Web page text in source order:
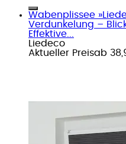
Wabenplissee
Verdunkelung –
Effektive...
Liedeco
Aktueller Preisab